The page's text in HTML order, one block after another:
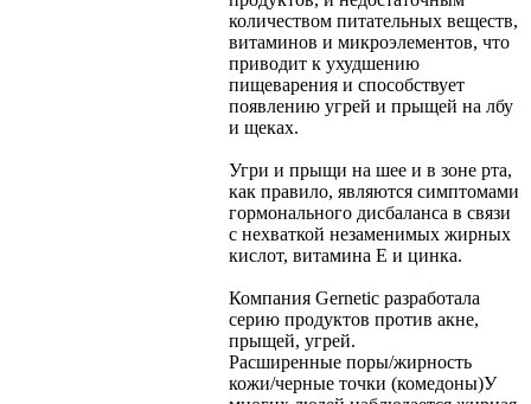
количеством питательных веществ,
витаминов и микроэлементов, что
приводит к ухудшению
пищеварения и способствует
появлению угрей и прыщей на лбу
и щеках.
Угри и прыщи на шее и в зоне рта,
как правило, являются симптомами
гормонального дисбаланса в связи
с нехваткой незаменимых жирных
кислот, витамина Е и цинка.
Компания Gernetic разработала
серию продуктов против акне,
прыщей, угрей.
Расширенные поры/жирность
кожи/черные точки (комедоны)У